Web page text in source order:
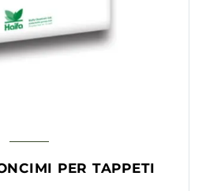
PER TAPPETI